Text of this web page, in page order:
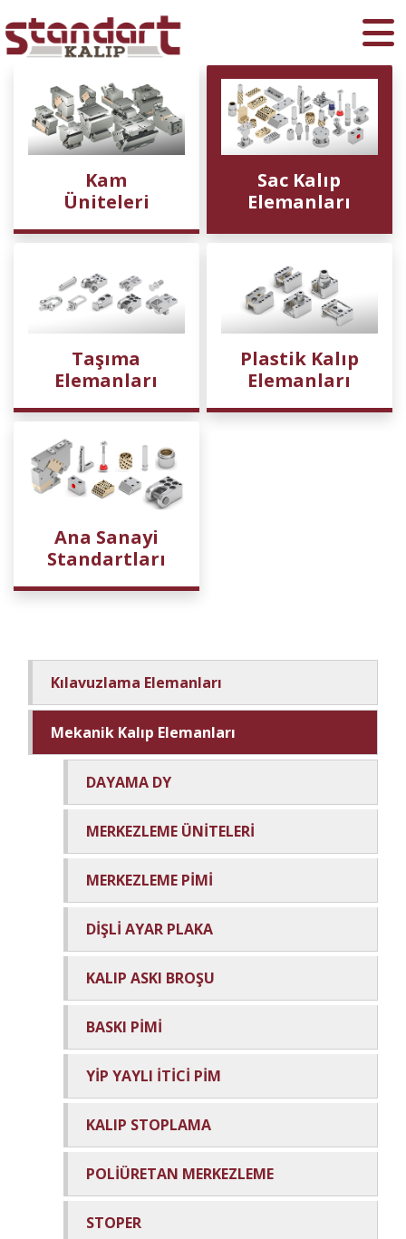
Kam
Üniteleri
Sac Kalıp
Elemanları
Taşıma
Elemanları
Plastik Kalıp
Elemanları
Ana Sanayi
Standartları
Kılavuzlama Elemanları
Mekanik Kalıp Elemanları
DAYAMA DY
MERKEZLEME ÜNİTELERİ
MERKEZLEME PİMİ
DİŞLİ AYAR PLAKA
KALIP ASKI BROŞU
BASKI PİMİ
YİP YAYLI İTİCİ PİM
KALIP STOPLAMA
POLİÜRETAN MERKEZLEME
STOPER